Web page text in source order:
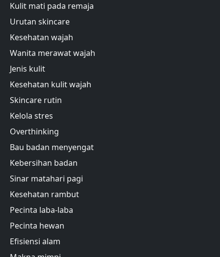
Kulit mati pada remaja
Urutan skincare
Kesehatan wajah
Wanita merawat wajah
Jenis kulit
Kesehatan kulit wajah
Skincare rutin
Kelola stres
Overthinking
Bau badan menyengat
Kebersihan badan
Sinar matahari pagi
Kesehatan rambut
Pecinta laba-laba
Pecinta hewan
Efisiensi alam